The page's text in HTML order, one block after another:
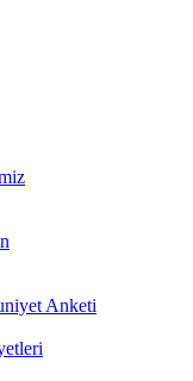
Anketi